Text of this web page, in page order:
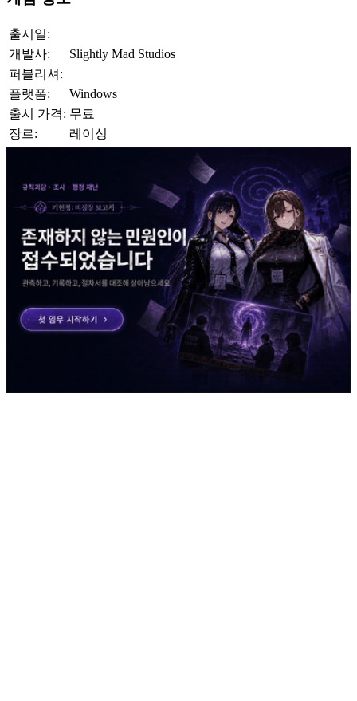
출시일:
개발사:
Slightly Mad Studios
퍼블리셔:
플랫폼:
Windows
출시 가격: 무료
장르:
레이싱